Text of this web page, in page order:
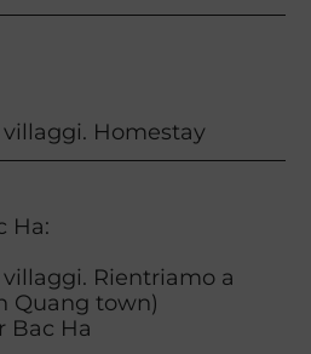
Homestay
Ha:
Rientriamo a
Quang town)
Bac Ha